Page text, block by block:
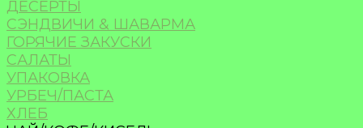
ДЕСЕРТЫ
СЭНДВИЧИ & ШАВАРМА
ГОРЯЧИЕ ЗАКУСКИ
САЛАТЫ
УПАКОВКА
УРБЕЧ/ПАСТА
ХЛЕБ